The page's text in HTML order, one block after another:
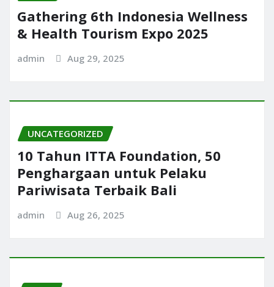
Gathering 6th Indonesia Wellness
& Health Tourism Expo 2025
admin Aug 29, 2025
UNCATEGORIZED
10 Tahun ITTA Foundation, 50
Penghargaan untuk Pelaku
Pariwisata Terbaik Bali
admin Aug 26, 2025